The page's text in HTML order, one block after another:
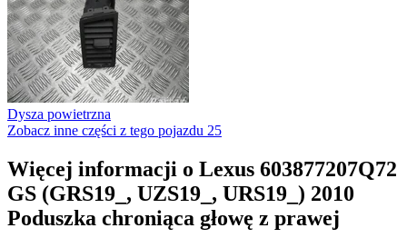
Dysza powietrzna
Zobacz inne części z tego pojazdu 25
Więcej informacji o Lexus 603877207Q72
GS (GRS19_, UZS19_, URS19_) 2010
Poduszka chroniąca głowę z prawej